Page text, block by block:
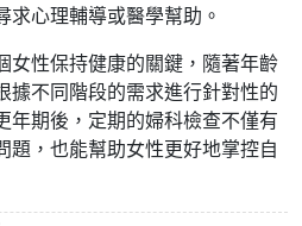
求心理輔導或醫學幫助。
女性保持健康的關鍵，隨著年齡
據不同階段的需求進行針對性的
年期後，定期的婦科檢查不僅有
題，也能幫助女性更好地掌控自